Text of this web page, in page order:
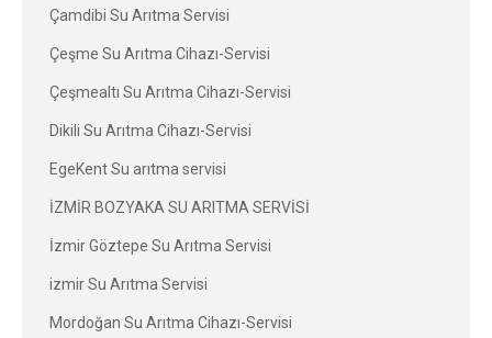
Çamdibi Su Arıtma Servisi
Çeşme Su Arıtma Cihazı-Servisi
Çeşmealtı Su Arıtma Cihazı-Servisi
Dikili Su Arıtma Cihazı-Servisi
EgeKent Su arıtma servisi
İZMİR BOZYAKA SU ARITMA SERVİSİ
İzmir Göztepe Su Arıtma Servisi
izmir Su Arıtma Servisi
Mordoğan Su Arıtma Cihazı-Servisi